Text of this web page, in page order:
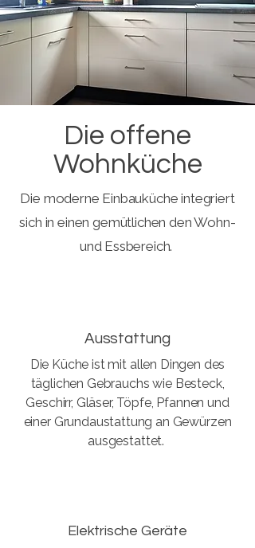
Die offene
Wohnküche
Die moderne Einbauküche integriert
sich in einen gemütlichen den Wohn-
und Essbereich.
Ausstattung
Die Küche ist mit allen Dingen des
täglichen Gebrauchs wie Besteck,
Geschirr, Gläser, Töpfe, Pfannen und
einer Grundaustattung an Gewürzen
ausgestattet.
Elektrische Geräte